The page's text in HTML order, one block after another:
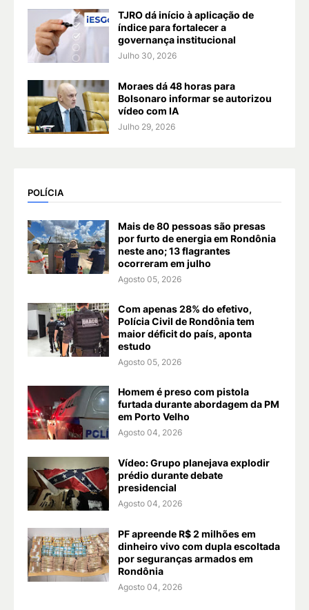
TJRO dá início à aplicação de
índice para fortalecer a
governança institucional
Julho 30, 2026
Moraes dá 48 horas para
Bolsonaro informar se autorizou
vídeo com IA
Julho 29, 2026
POLÍCIA
Mais de 80 pessoas são presas
por furto de energia em Rondônia
neste ano; 13 flagrantes
ocorreram em julho
Agosto 05, 2026
Com apenas 28% do efetivo,
Polícia Civil de Rondônia tem
maior déficit do país, aponta
estudo
Agosto 05, 2026
Homem é preso com pistola
furtada durante abordagem da PM
em Porto Velho
Agosto 04, 2026
Vídeo: Grupo planejava explodir
prédio durante debate
presidencial
Agosto 04, 2026
PF apreende R$ 2 milhões em
dinheiro vivo com dupla escoltada
por seguranças armados em
Rondônia
Agosto 04, 2026